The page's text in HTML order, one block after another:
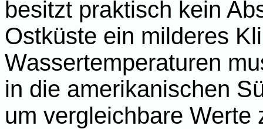
besitzt praktisch kein
Ostküste ein milderes
Wassertemperaturen
in die amerikanischen
um vergleichbare Werte